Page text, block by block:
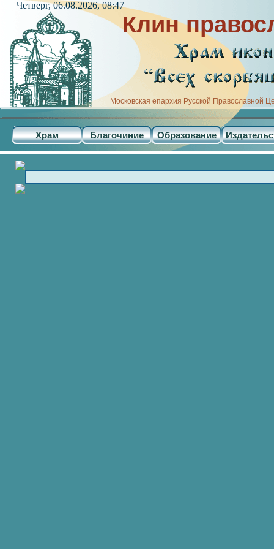
Клин
Московская епархия Русской Православной
Храм Благочиние Образование
| Четверг, 06.08.2026, 08:47